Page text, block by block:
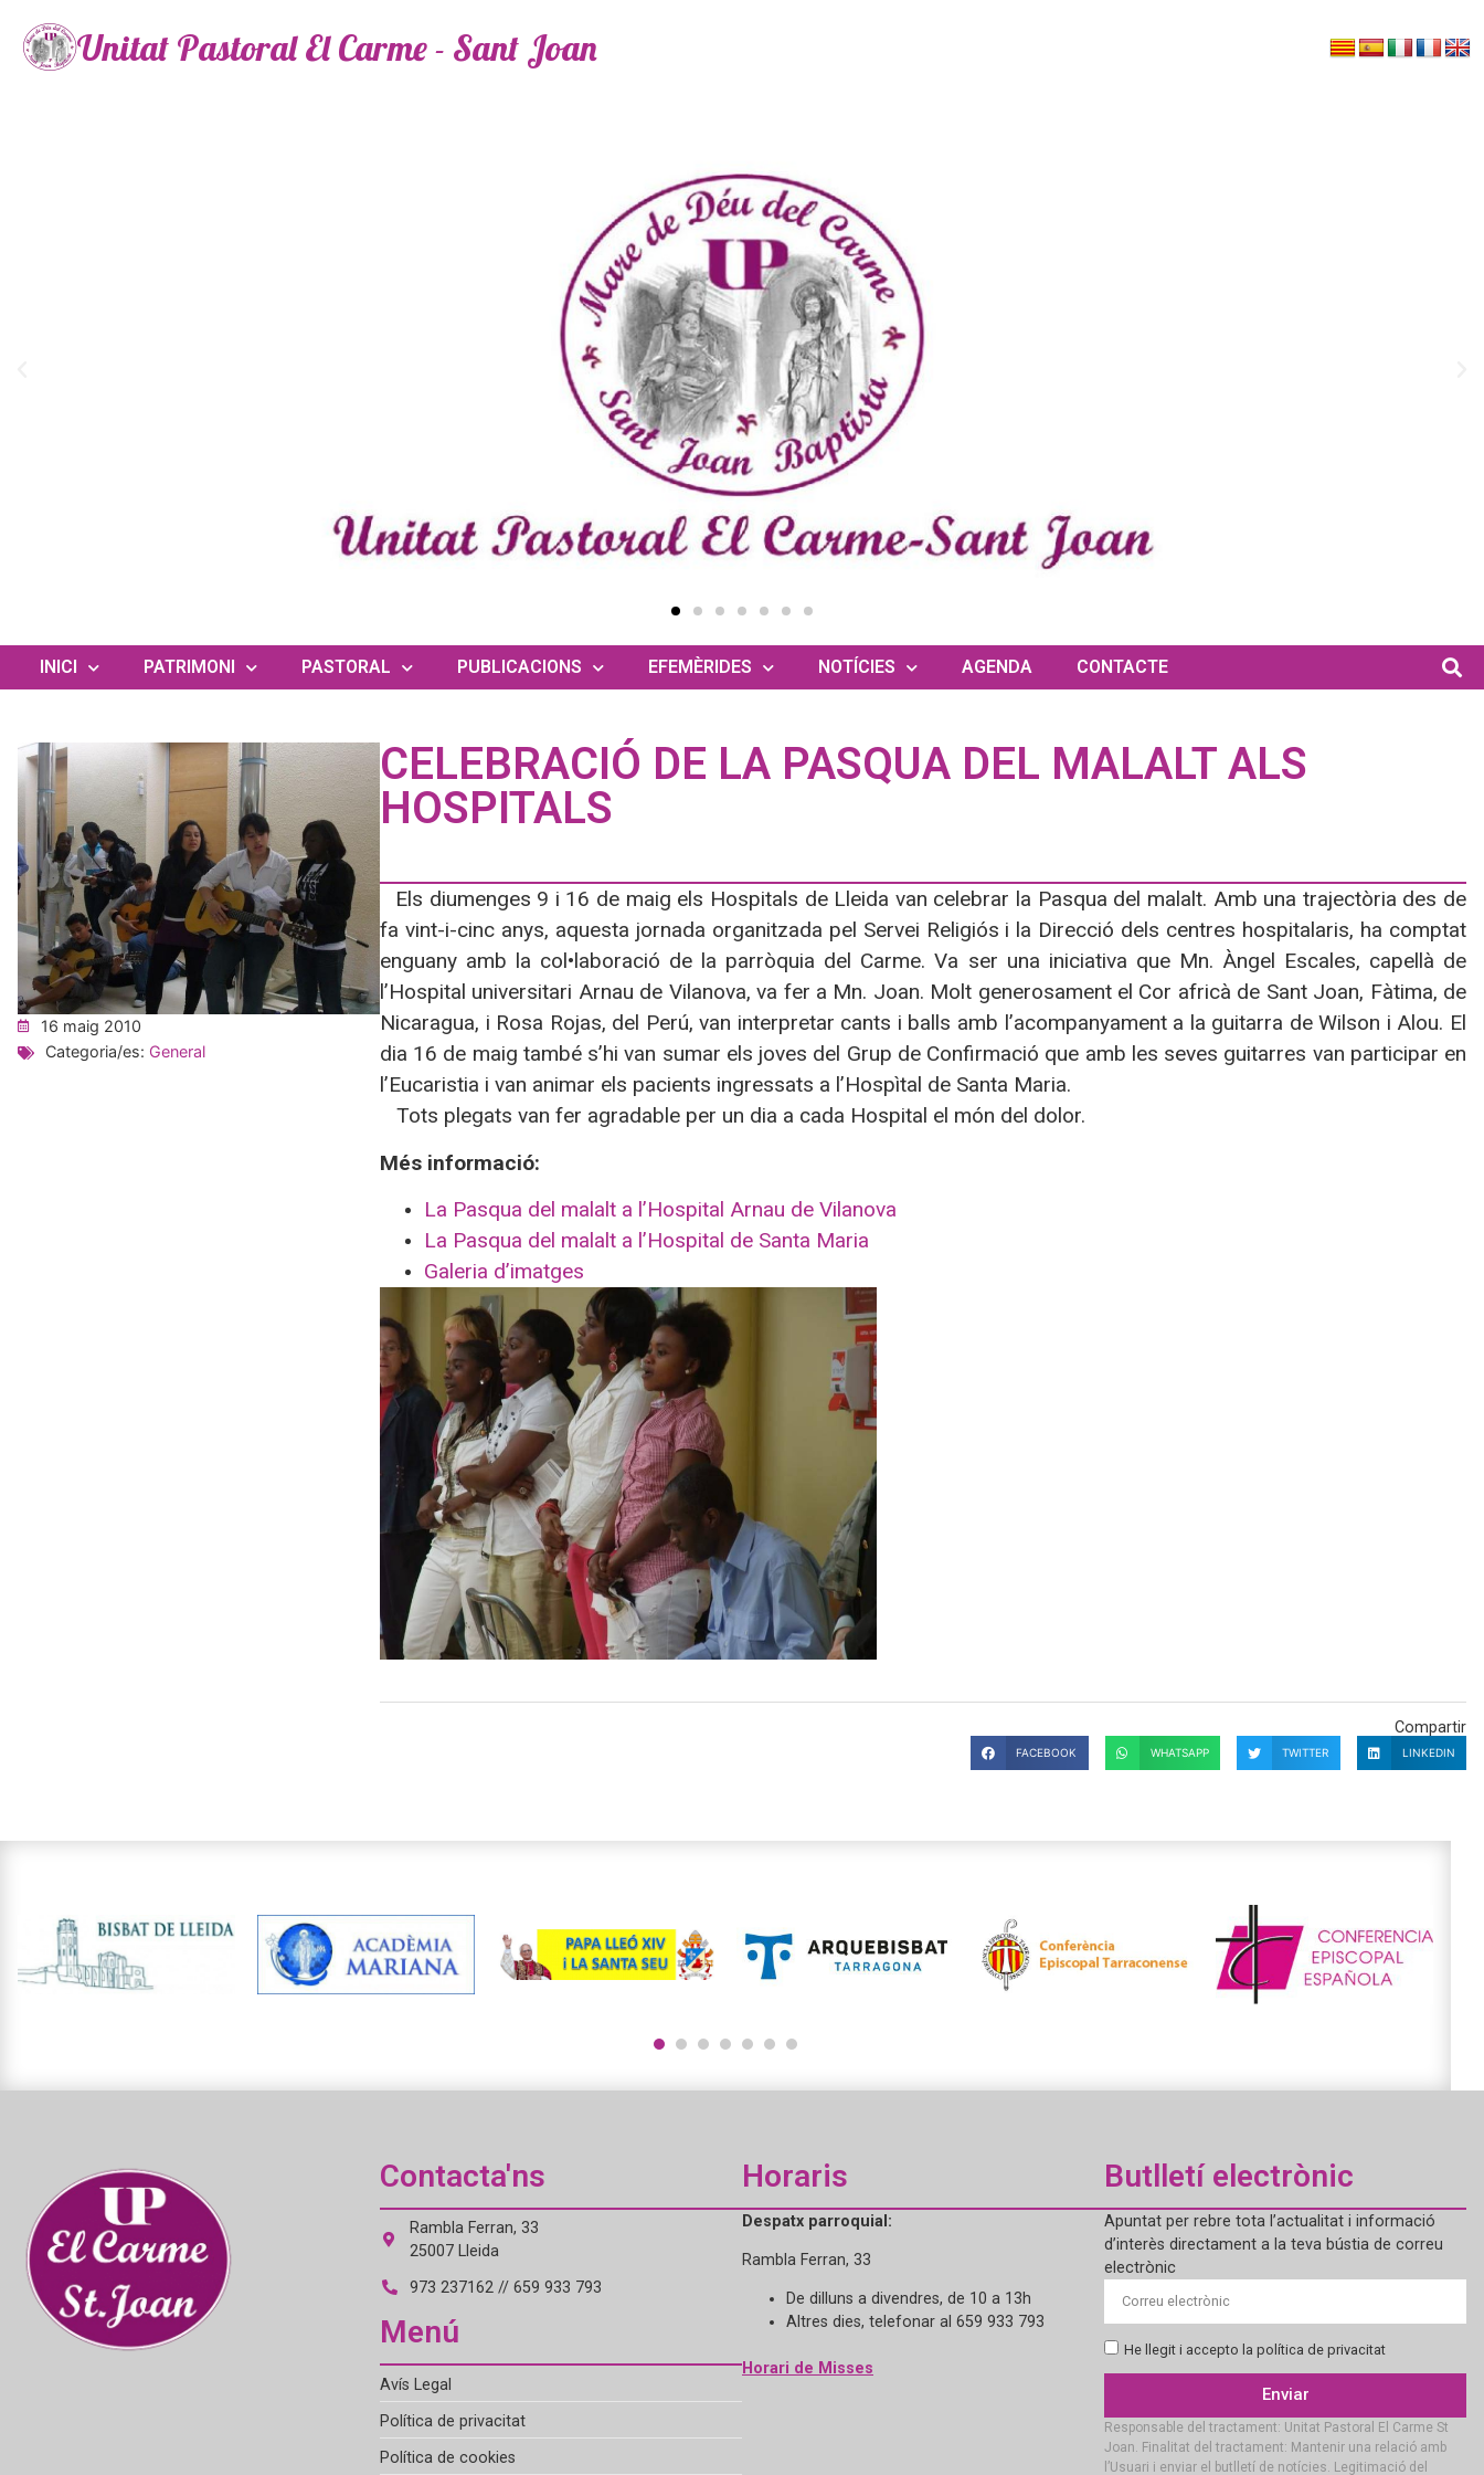
Unitat Pastoral El Carme - Sant Joan
INICI PATRIMONI PASTORAL PUBLICACIONS EFEMÈRIDES NOTÍCIES AGENDA CONTACTE
16 maig 2010
Categoria/es: General
CELEBRACIÓ DE LA PASQUA DEL MALALT ALS
HOSPITALS
Els diumenges 9 i 16 de maig els Hospitals de Lleida van celebrar la Pasqua del malalt. Amb una trajectòria des de
fa vint-i-cinc anys, aquesta jornada organitzada pel Servei Religiós i la Direcció dels centres hospitalaris, ha comptat
enguany amb la col•laboració de la parròquia del Carme. Va ser una iniciativa que Mn. Àngel Escales, capellà de
l’Hospital universitari Arnau de Vilanova, va fer a Mn. Joan. Molt generosament el Cor africà de Sant Joan, Fàtima, de
Nicaragua, i Rosa Rojas, del Perú, van interpretar cants i balls amb l’acompanyament a la guitarra de Wilson i Alou. El
dia 16 de maig també s’hi van sumar els joves del Grup de Confirmació que amb les seves guitarres van participar en
l’Eucaristia i van animar els pacients ingressats a l’Hospìtal de Santa Maria.
Tots plegats van fer agradable per un dia a cada Hospital el món del dolor.
Més informació:
La Pasqua del malalt a l’Hospital Arnau de Vilanova
La Pasqua del malalt a l’Hospital de Santa Maria
Galeria d’imatges
Compartir
FACEBOOK WHATSAPP TWITTER LINKEDIN
Contacta'ns
Rambla Ferran, 33
25007 Lleida
973 237162 // 659 933 793
Menú
Avís Legal
Política de privacitat
Política de cookies
Horaris
Despatx parroquial:
Rambla Ferran, 33
De dilluns a divendres, de 10 a 13h
Altres dies, telefonar al 659 933 793
Horari de Misses
Butlletí electrònic
Apuntat per rebre tota l’actualitat i informació
d’interès directament a la teva bústia de correu
electrònic
He llegit i accepto la política de privacitat
Enviar
Responsable del tractament: Unitat Pastoral El Carme St
Joan. Finalitat del tractament: Mantenir una relació amb
l’Usuari i enviar el butlletí de notícies. Legitimació del